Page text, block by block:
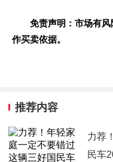
免责声明：市场有
作买卖依据。
推荐内容
力荐
民车